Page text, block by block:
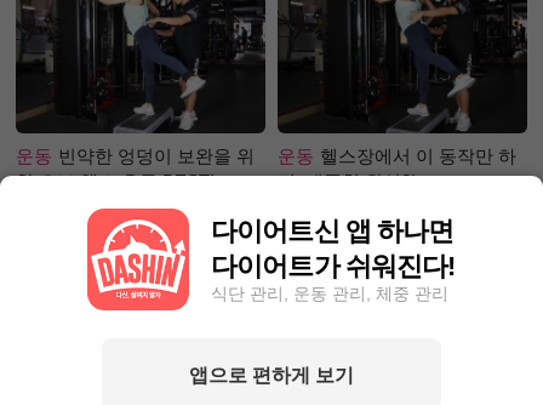
운동 빈약한 엉덩이 보완을 위
한 초보 헬스 운동 BEST!
운동 헬스장에서 이 동작만 하
면, 애플힙 완성?!
다이어트신 앱 하나면
다이어트가 쉬워진다!
식단 관리, 운동 관리, 체중 관리
앱으로 편하게 보기